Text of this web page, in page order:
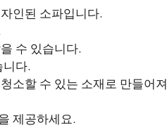
인된 소파입니다.
수 있습니다.
다.
소할 수 있는 소재로 만들어져
제공하세요.